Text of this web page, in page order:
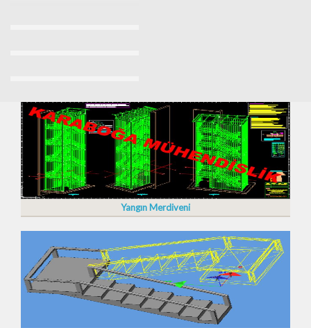
Yangın Merdiveni